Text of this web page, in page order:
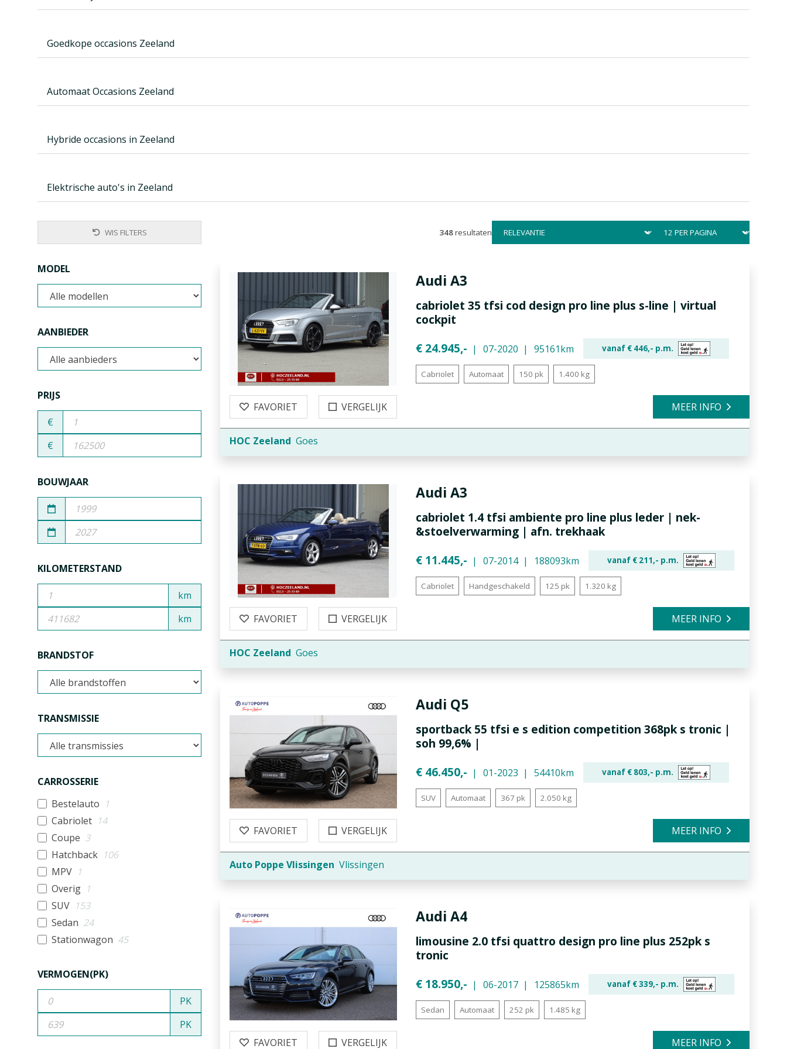
Goedkope occasions Zeeland
Automaat Occasions Zeeland
Hybride occasions in Zeeland
Elektrische auto's in Zeeland
WIS FILTERS
MODEL
AANBIEDER
PRIJS
€
€
BOUWJAAR
KILOMETERSTAND
km
km
BRANDSTOF
TRANSMISSIE
CARROSSERIE
Bestelauto 1
Cabriolet 14
Coupe 3
Hatchback 106
MPV 1
Overig 1
SUV 153
Sedan 24
Stationwagon 45
VERMOGEN(PK)
PK
PK
348resultaten
Audi A3
cabriolet 35 tfsi cod design pro line plus s-line | virtual
cockpit
€ 24.945,-
07-2020 95161km vanaf € 446,- p.m.
Cabriolet Automaat 150 pk 1.400 kg
FAVORIET VERGELIJK
HOC Zeeland Goes
MEER INFO
Audi A3
cabriolet 1.4 tfsi ambiente pro line plus leder | nek-
&stoelverwarming | afn. trekhaak
€ 11.445,-
07-2014 188093km vanaf € 211,- p.m.
Cabriolet Handgeschakeld 125 pk 1.320 kg
FAVORIET VERGELIJK
HOC Zeeland Goes
MEER INFO
Audi Q5
sportback 55 tfsi e s edition competition 368pk s tronic |
soh 99,6% |
€ 46.450,-
01-2023 54410km vanaf € 803,- p.m.
SUV Automaat 367 pk 2.050 kg
FAVORIET VERGELIJK
Auto Poppe Vlissingen Vlissingen
MEER INFO
Audi A4
limousine 2.0 tfsi quattro design pro line plus 252pk s
tronic
€ 18.950,-
06-2017 125865km vanaf €339,- p.m.
Sedan Automaat 252 pk 1.485 kg
FAVORIET VERGELIJK MEER INFO